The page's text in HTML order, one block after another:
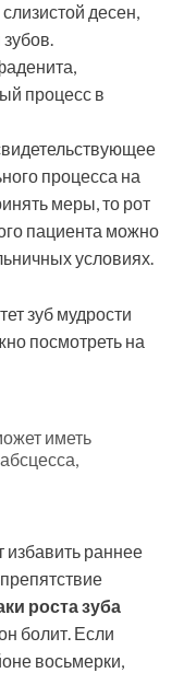
десен,
процесс в
процесса на
меры, то рот
пациента можно
условиях.
зуб мудрости
посмотреть на
иметь
избавить раннее
роста зуба
болит. Если
восьмерки,